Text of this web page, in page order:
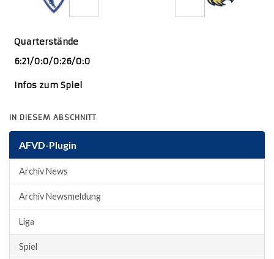
Quarterstände
6:21/0:0/0:26/0:0
Infos zum Spiel
IN DIESEM ABSCHNITT
AFVD-Plugin
Archiv News
Archiv Newsmeldung
Liga
Spiel